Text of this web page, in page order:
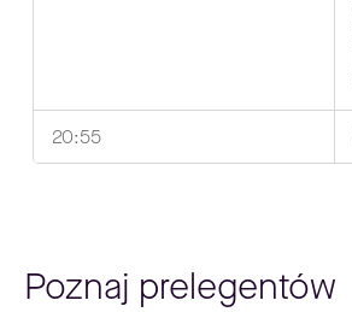
20:55
Poznaj prelegentów